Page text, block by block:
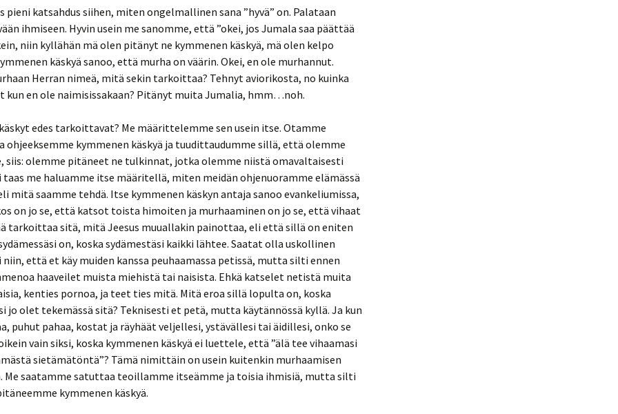
pahuus
Nousiko
vaikea
&
pieni katsahdus siihen, miten ongelmallinen sana ”hyvä” on. Palataan
ihmiseen. Hyvin usein me sanomme, että ”okei, jos Jumala saa päättää
niin kyllähän mä olen pitänyt ne kymmenen käskyä, mä olen kelpo
käskyä sanoo, että murha on väärin. Okei, en ole murhannut.
Herran nimeä, mitä sekin tarkoittaa? Tehnyt aviorikosta, no kuinka
kun en ole naimisissakaan? Pitänyt muita Jumalia, hmm…noh.
edes tarkoittavat? Me määrittelemme sen usein itse. Otamme
ohjeeksemme kymmenen käskyä ja tuudittaudumme sillä, että olemme
siis: olemme pitäneet ne tulkinnat, jotka olemme niistä omavaltaisesti
taas me haluamme itse määritellä, miten meidän ohjenuoramme elämässä
mitä saamme tehdä. Itse kymmenen käskyn antaja sanoo evankeliumissa,
on jo se, että katsot toista himoiten ja murhaaminen on jo se, että vihaat
tarkoittaa sitä, mitä Jeesus muuallakin painottaa, eli että sillä on eniten
on, koska sydämestäsi kaikki lähtee. Saatat olla uskollinen
että et käy muiden kanssa peuhaamassa petissä, mutta silti ennen
haaveilet muista miehistä tai naisista. Ehkä katselet netistä muita
kenties pornoa, ja teet ties mitä. Mitä eroa sillä lopulta on, koska
jo olet tekemässä sitä? Teknisesti et petä, mutta käytännössä kyllä. Ja kun
puhut pahaa, kostat ja räyhäät veljellesi, ystävällesi tai äidillesi, onko se
vain siksi, koska kymmenen käskyä ei luettele, että ”älä tee vihaamasi
sietämätöntä”? Tämä nimittäin on usein kuitenkin murhaamisen
Me saatamme satuttaa teoillamme itseämme ja toisia ihmisiä, mutta silti
kymmenen käskyä.